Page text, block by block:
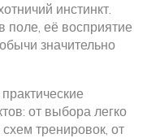
инстинкт.
поле, её восприятие
значительно
от выбора легко
тренировок, от